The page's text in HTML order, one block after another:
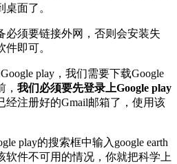
面了。
必须要链接外网，否则会安装失
即可。
play，我们需要下载Google
， 我们必须要先登录上Google play
经注册好的Gmail邮箱了，使用该
play的搜索框中输入google earth
软件不可用的情况，你就把科学上